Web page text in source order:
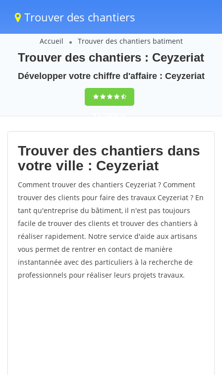
Trouver des chantiers
Accueil Trouver des chantiers batiment
Trouver des chantiers : Ceyzeriat
Développer votre chiffre d'affaire : Ceyzeriat
9,5(100%)42
votes
Trouver des chantiers dans
votre ville : Ceyzeriat
Comment trouver des chantiers Ceyzeriat ? Comment
trouver des clients pour faire des travaux Ceyzeriat ? En
tant qu'entreprise du bâtiment, il n'est pas toujours
facile de trouver des clients et trouver des chantiers à
réaliser rapidement. Notre service d'aide aux artisans
vous permet de rentrer en contact de manière
instantannée avec des particuliers à la recherche de
professionnels pour réaliser leurs projets travaux.